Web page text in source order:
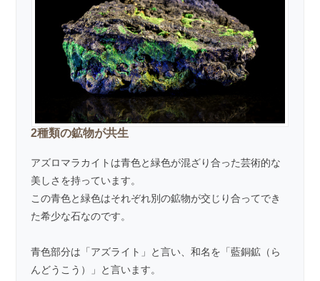
2種類の鉱物が共生
アズロマラカイトは青色と緑色が混ざり合った芸術的な
美しさを持っています。
この青色と緑色はそれぞれ別の鉱物が交じり合ってでき
た希少な石なのです。
青色部分は「アズライト 」と言い、和名を「藍銅鉱（ら
んどうこう）」と言います。